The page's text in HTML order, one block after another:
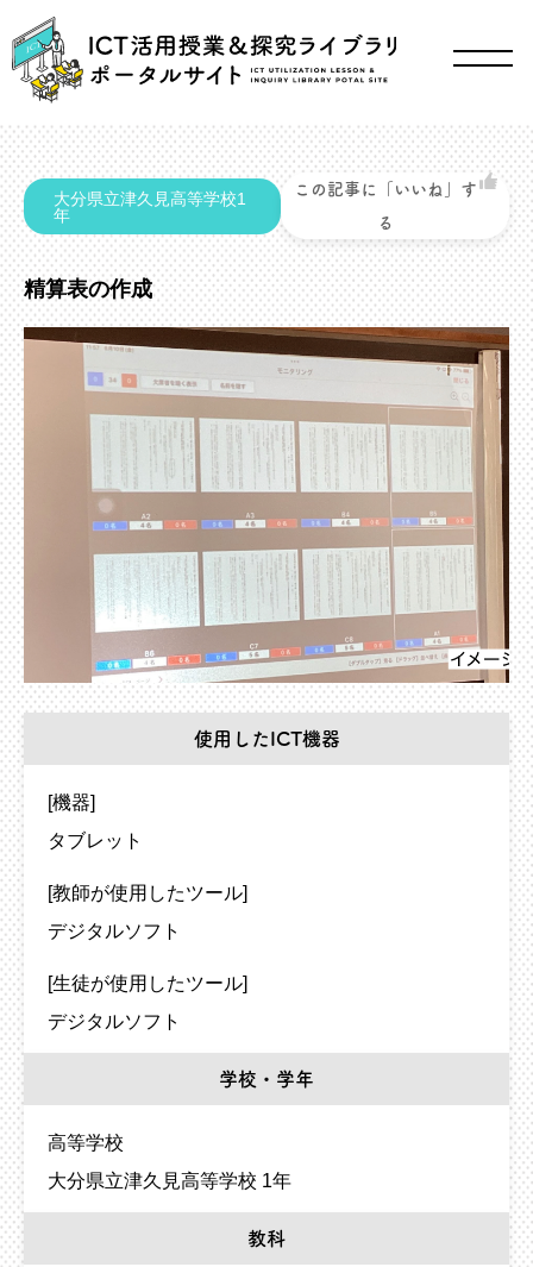
大分県立津久見高等学校1
年
この記事に「いいね」す
る
精算表の作成
使用したICT機器
[機器]
タブレット
[教師が使用したツール]
デジタルソフト
[生徒が使用したツール]
デジタルソフト
学校・学年
高等学校
大分県立津久見高等学校 1年
教科